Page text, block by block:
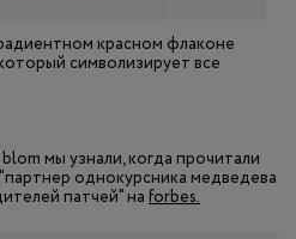
красном флаконе
символизирует все
мы узнали, когда прочитали
однокурсника медведева
патчей" на forbes.